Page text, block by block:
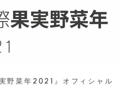
菜年2021』オフィシャル